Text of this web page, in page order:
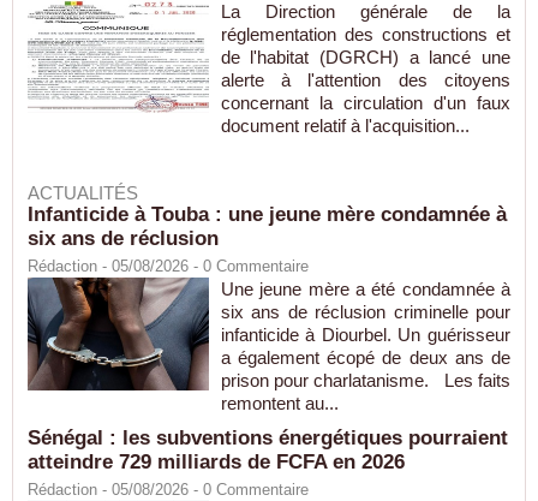
La Direction générale de la
réglementation des constructions et
de l'habitat (DGRCH) a lancé une
alerte à l'attention des citoyens
concernant la circulation d'un faux
document relatif à l'acquisition...
ACTUALITÉS
Infanticide à Touba : une jeune mère condamnée à
six ans de réclusion
Rédaction - 05/08/2026 - 0 Commentaire
Une jeune mère a été condamnée à
six ans de réclusion criminelle pour
infanticide à Diourbel. Un guérisseur
a également écopé de deux ans de
prison pour charlatanisme. Les faits
remontent au...
Sénégal : les subventions énergétiques pourraient
atteindre 729 milliards de FCFA en 2026
Rédaction - 05/08/2026 - 0 Commentaire